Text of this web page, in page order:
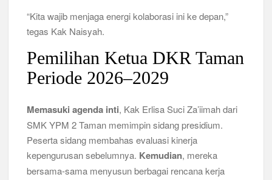
“Kita wajib menjaga energi kolaborasi ini ke depan,”
tegas Kak Naisyah.
Pemilihan Ketua DKR Taman
Periode 2026–2029
Memasuki agenda inti, Kak Erlisa Suci Za’iimah dari
SMK YPM 2 Taman memimpin sidang presidium.
Peserta sidang membahas evaluasi kinerja
kepengurusan sebelumnya. Kemudian, mereka
bersama-sama menyusun berbagai rencana kerja